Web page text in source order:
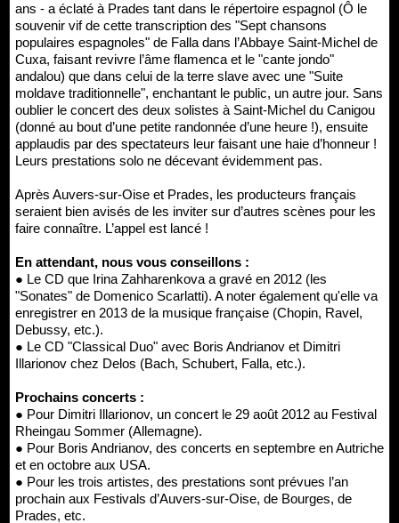
ans - a éclaté à Prades tant dans le répertoire espagnol (Ô le
souvenir vif de cette transcription des "Sept chansons
populaires espagnoles" de Falla dans l’Abbaye Saint-Michel de
Cuxa, faisant revivre l’âme flamenca et le "cante jondo"
andalou) que dans celui de la terre slave avec une "Suite
moldave traditionnelle", enchantant le public, un autre jour. Sans
oublier le concert des deux solistes à Saint-Michel du Canigou
(donné au bout d’une petite randonnée d’une heure !), ensuite
applaudis par des spectateurs leur faisant une haie d’honneur !
Leurs prestations solo ne décevant évidemment pas.
Après Auvers-sur-Oise et Prades, les producteurs français
seraient bien avisés de les inviter sur d’autres scènes pour les
faire connaître. L’appel est lancé !
En attendant, nous vous conseillons :
● Le CD que Irina Zahharenkova a gravé en 2012 (les
"Sonates" de Domenico Scarlatti). A noter également qu'elle va
enregistrer en 2013 de la musique française (Chopin, Ravel,
Debussy, etc.).
● Le CD "Classical Duo" avec Boris Andrianov et Dimitri
Illarionov chez Delos (Bach, Schubert, Falla, etc.).
Prochains concerts :
● Pour Dimitri Illarionov, un concert le 29 août 2012 au Festival
Rheingau Sommer (Allemagne).
● Pour Boris Andrianov, des concerts en septembre en Autriche
et en octobre aux USA.
● Pour les trois artistes, des prestations sont prévues l’an
prochain aux Festivals d’Auvers-sur-Oise, de Bourges, de
Prades, etc.